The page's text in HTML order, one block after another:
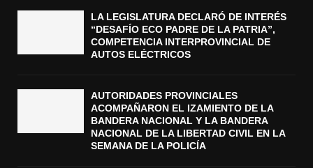
LA LEGISLATURA DECLARÓ DE INTERÉS
“DESAFÍO ECO PADRE DE LA PATRIA”,
COMPETENCIA INTERPROVINCIAL DE
AUTOS ELÉCTRICOS
AUTORIDADES PROVINCIALES
ACOMPAÑARON EL IZAMIENTO DE LA
BANDERA NACIONAL Y LA BANDERA
NACIONAL DE LA LIBERTAD CIVIL EN LA
SEMANA DE LA POLICÍA